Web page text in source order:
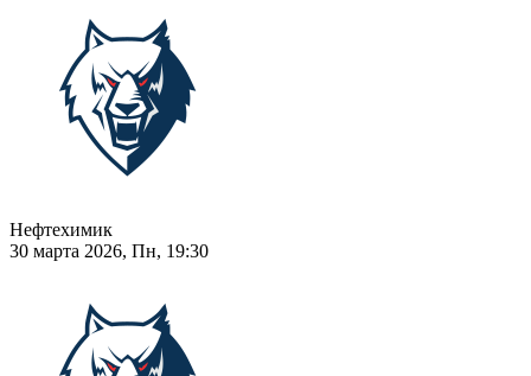
Нефтехимик
30 марта 2026, Пн, 19:30